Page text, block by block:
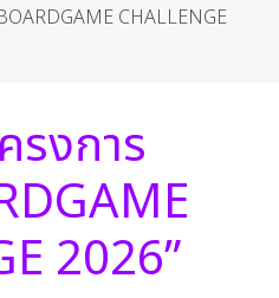
CHALLENGE
รงการ
2026”